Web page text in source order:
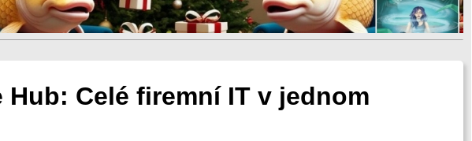
Hub: Celé firemní IT v jednom